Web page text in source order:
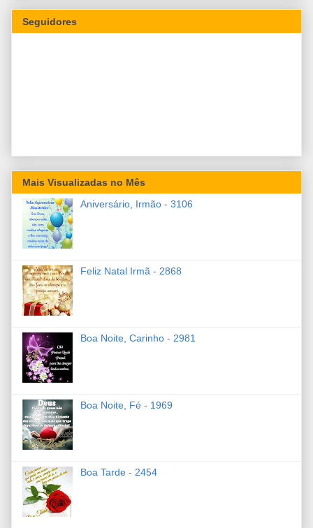
Seguidores
Mais Visualizadas no Mês
Aniversário, Irmão - 3106
Feliz Natal Irmã - 2868
Boa Noite, Carinho - 2981
Boa Noite, Fé - 1969
Boa Tarde - 2454